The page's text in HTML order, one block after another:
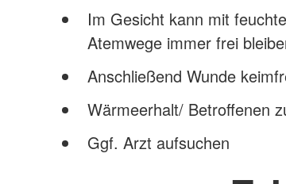
Im Gesicht kann mit
Atemwege immer frei
Anschließend Wunde
Wärmeerhalt/ Betroffenen
Ggf. Arzt aufsuchen